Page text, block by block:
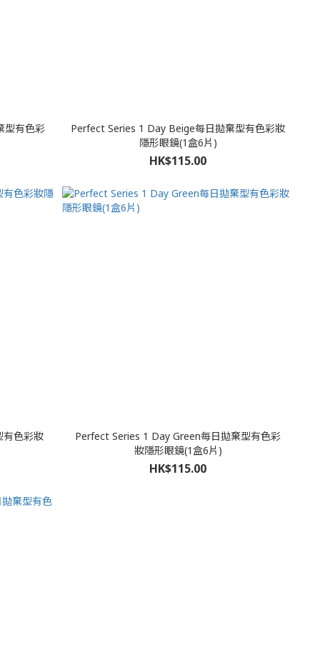
型有色彩
Perfect Series 1 Day Beige每日拋棄型有色彩妝
隱形眼鏡(1盒6片)
HK$115.00
色彩妝
Perfect Series 1 Day Green每日拋棄型有色彩
妝隱形眼鏡(1盒6片)
HK$115.00